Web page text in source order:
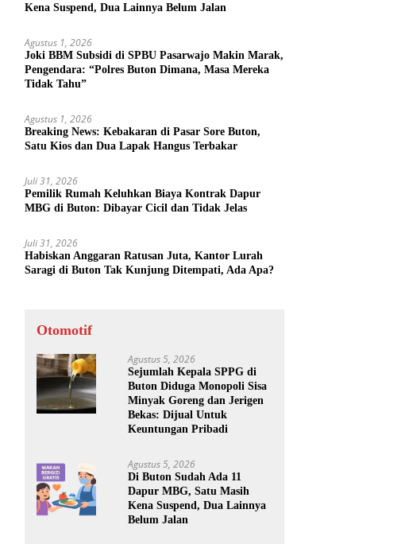
Kena Suspend, Dua Lainnya Belum Jalan
Agustus 1, 2026
Joki BBM Subsidi di SPBU Pasarwajo Makin Marak,
Pengendara: “Polres Buton Dimana, Masa Mereka
Tidak Tahu”
Agustus 1, 2026
Breaking News: Kebakaran di Pasar Sore Buton,
Satu Kios dan Dua Lapak Hangus Terbakar
Juli 31, 2026
Pemilik Rumah Keluhkan Biaya Kontrak Dapur
MBG di Buton: Dibayar Cicil dan Tidak Jelas
Juli 31, 2026
Habiskan Anggaran Ratusan Juta, Kantor Lurah
Saragi di Buton Tak Kunjung Ditempati, Ada Apa?
Otomotif
Agustus 5, 2026
Sejumlah Kepala SPPG di
Buton Diduga Monopoli Sisa
Minyak Goreng dan Jerigen
Bekas: Dijual Untuk
Keuntungan Pribadi
Agustus 5, 2026
Di Buton Sudah Ada 11
Dapur MBG, Satu Masih
Kena Suspend, Dua Lainnya
Belum Jalan